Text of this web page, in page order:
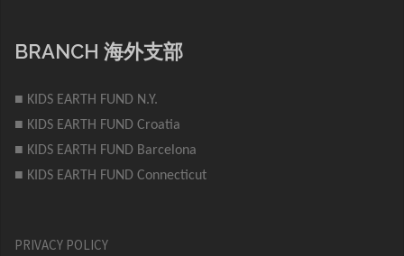
BRANCH 海外支部
■ KIDS EARTH FUND N.Y.
■ KIDS EARTH FUND Croatia
■ KIDS EARTH FUND Barcelona
■ KIDS EARTH FUND Connecticut
PRIVACY POLICY